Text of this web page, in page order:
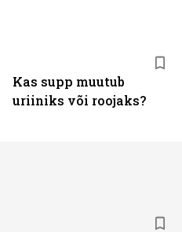
Kas supp muutub
uriiniks või roojaks?